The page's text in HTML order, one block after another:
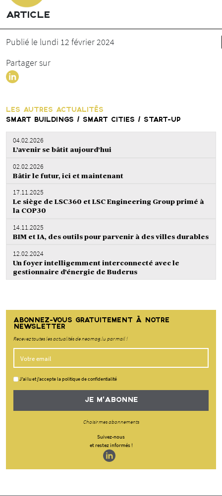
ARTICLE
Publié le lundi 12 février 2024
Partager sur
LES AUTRES ACTUALITÉS
SMART BUILDINGS / SMART CITIES / START-UP
04.02.2026
L’avenir se bâtit aujourd’hui
02.02.2026
Bâtir le futur, ici et maintenant
17.11.2025
Le siège de LSC360 et LSC Engineering Group primé à
la COP30
14.11.2025
BIM et IA, des outils pour parvenir à des villes durables
12.02.2024
Un foyer intelligemment interconnecté avec le
gestionnaire d’énergie de Buderus
ABONNEZ-VOUS GRATUITEMENT À NOTRE
NEWSLETTER
Recevez toutes les actualités de neomag.lu par mail !
J'ai lu et j'accepte la politique de confidentialité
JE M'ABONNE
Choisir mes abonnements
Suivez-nous
et restez informés !